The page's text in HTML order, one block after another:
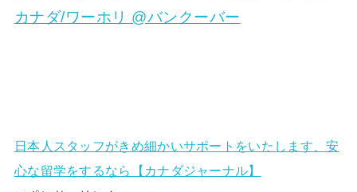
カナダ/ワーホリ @バンクーバー
日本人スタッフがきめ細かいサポートをいたします、安
心な留学をするなら【カナダジャーナル】